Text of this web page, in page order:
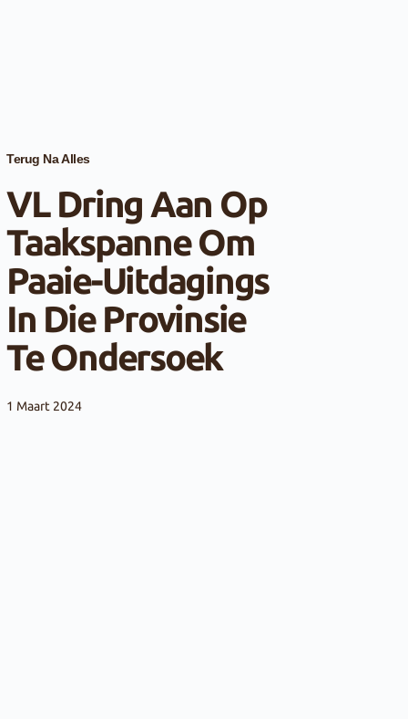
Terug Na Alles
VL Dring Aan Op
Taakspanne Om
Paaie-Uitdagings
In Die Provinsie
Te Ondersoek
1 Maart 2024